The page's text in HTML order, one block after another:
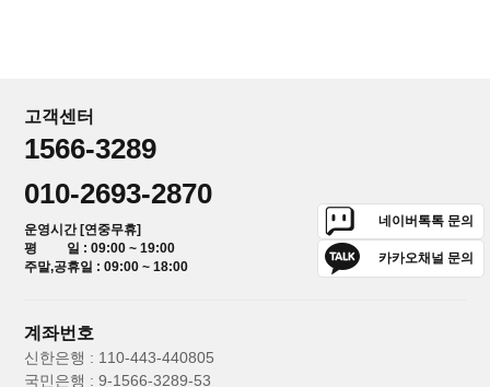
고객센터
1566-3289
010-2693-2870
운영시간 [연중무휴]
평 일 : 09:00 ~ 19:00
주말,공휴일 : 09:00 ~ 18:00
네이버톡톡 문의
카카오채널 문의
계좌번호
신한은행 : 110-443-440805
국민은행 : 9-1566-3289-53